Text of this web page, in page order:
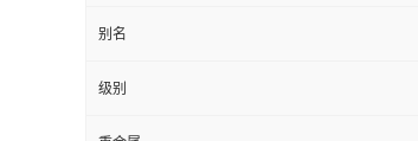
别名
级别